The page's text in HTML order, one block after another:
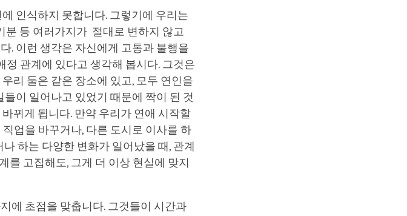
인식하지 못합니다. 그렇기에 우리는
분 등 여러가지가 절대로 변하지 않고
. 이런 생각은 자신에게 고통과 불행을
정 관계에 있다고 생각해 봅시다. 그것은
리 둘은 같은 장소에 있고, 모두 연인을
이 일어나고 있었기 때문에 짝이 된 것
뀌게 됩니다. 만약 우리가 연애 시작할
업을 바꾸거나, 다른 도시로 이사를 하
하는 다양한 변화가 일어났을 때, 관계
를 고집해도, 그게 더 이상 현실에 맞지
에 초점을 맞춥니다. 그것들이 시간과